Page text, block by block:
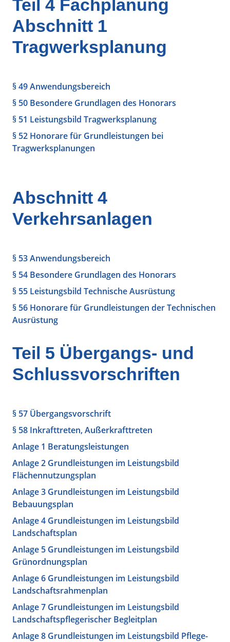
Teil 4 Fachplanung
Abschnitt 1
Tragwerksplanung
§ 49 Anwendungsbereich
§ 50 Besondere Grundlagen des Honorars
§ 51 Leistungsbild Tragwerksplanung
§ 52 Honorare für Grundleistungen bei
Tragwerksplanungen
Abschnitt 4
Verkehrsanlagen
§ 53 Anwendungsbereich
§ 54 Besondere Grundlagen des Honorars
§ 55 Leistungsbild Technische Ausrüstung
§ 56 Honorare für Grundleistungen der Technischen
Ausrüstung
Teil 5 Übergangs- und
Schlussvorschriften
§ 57 Übergangsvorschrift
§ 58 Inkrafttreten, Außerkrafttreten
Anlage 1 Beratungsleistungen
Anlage 2 Grundleistungen im Leistungsbild
Flächennutzungsplan
Anlage 3 Grundleistungen im Leistungsbild
Bebauungsplan
Anlage 4 Grundleistungen im Leistungsbild
Landschaftsplan
Anlage 5 Grundleistungen im Leistungsbild
Grünordnungsplan
Anlage 6 Grundleistungen im Leistungsbild
Landschaftsrahmenplan
Anlage 7 Grundleistungen im Leistungsbild
Landschaftspflegerischer Begleitplan
Anlage 8 Grundleistungen im Leistungsbild Pflege-